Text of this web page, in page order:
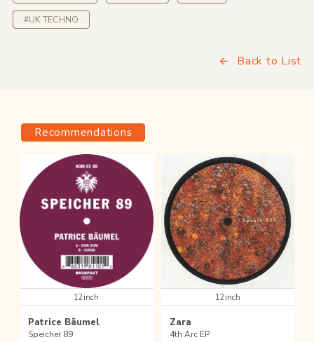
#UK TECHNO
Back to List
Recommendations
12inch
Patrice Bäumel
Speicher 89
12inch
Zara
4th Arc EP